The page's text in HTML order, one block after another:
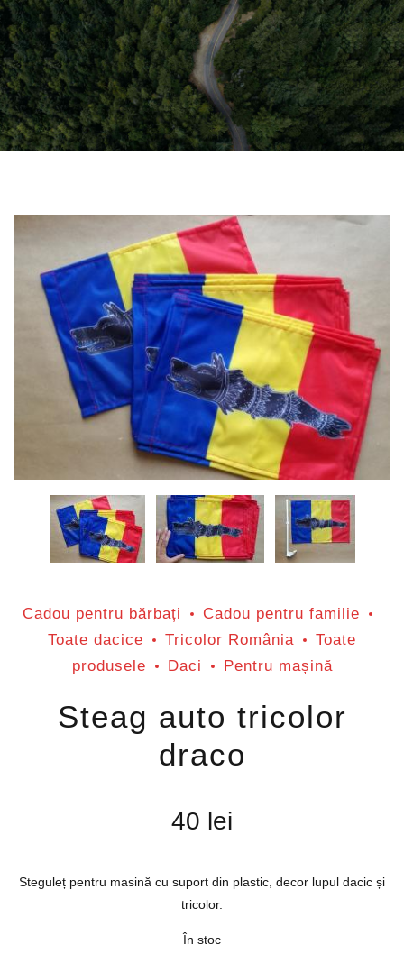
Cadou pentru bărbați
Cadou pentru familie
Toate dacice
Tricolor România
Toate
produsele
Daci Pentru mașină
Steag auto tricolor
draco
40 lei
Steguleț pentru masină cu suport din plastic, decor lupul dacic și
tricolor.
În stoc